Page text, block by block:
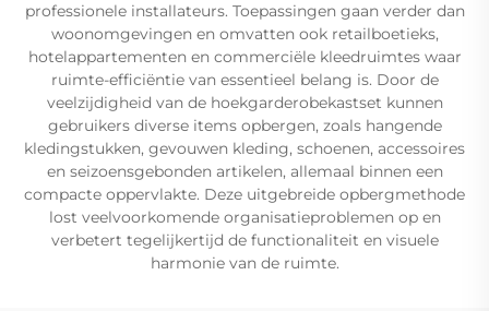
professionele installateurs. Toepassingen gaan verder dan
woonomgevingen en omvatten ook retailboetieks,
hotelappartementen en commerciële kleedruimtes waar
ruimte-efficiëntie van essentieel belang is. Door de
veelzijdigheid van de hoekgarderobekastset kunnen
gebruikers diverse items opbergen, zoals hangende
kledingstukken, gevouwen kleding, schoenen, accessoires
en seizoensgebonden artikelen, allemaal binnen een
compacte oppervlakte. Deze uitgebreide opbergmethode
lost veelvoorkomende organisatieproblemen op en
verbetert tegelijkertijd de functionaliteit en visuele
harmonie van de ruimte.